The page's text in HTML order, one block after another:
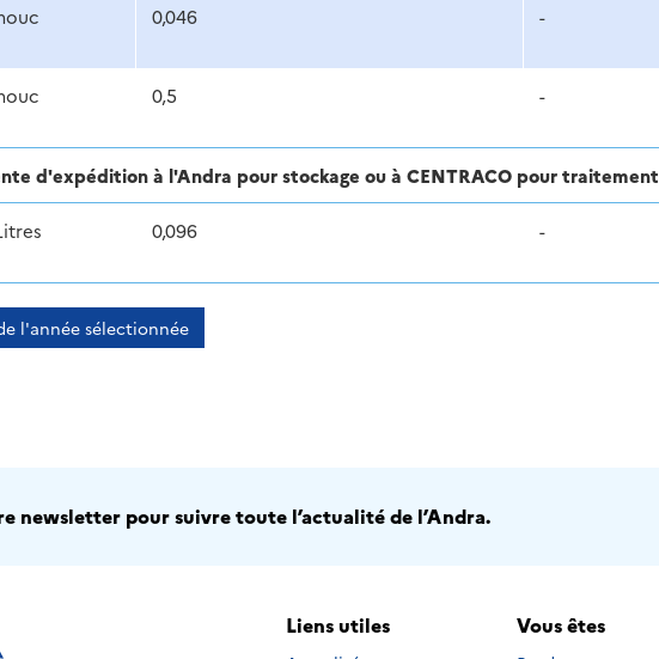
0,046 -
0,5 -
d'expédition à l'Andra pour stockage ou à CENTRACO pour traitement
0,096 -
l'année sélectionnée
newsletter pour suivre toute l’actualité de l’Andra.
Liens utiles Vous êtes